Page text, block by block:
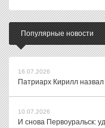
Популярные новости
16.07.2026
Патриарх Кирилл
10.07.2026
И снова Первоуральск: